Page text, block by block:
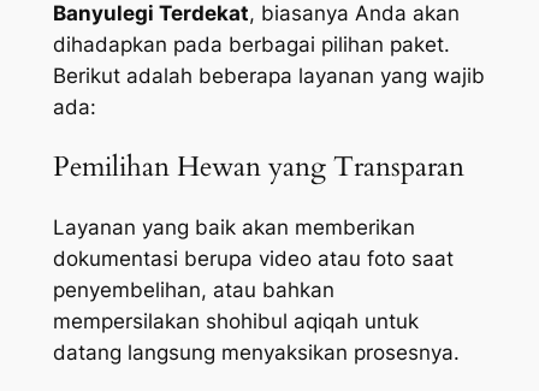
Banyulegi Terdekat, biasanya Anda akan
dihadapkan pada berbagai pilihan paket.
Berikut adalah beberapa layanan yang wajib
ada:
Pemilihan Hewan yang Transparan
Layanan yang baik akan memberikan
dokumentasi berupa video atau foto saat
penyembelihan, atau bahkan
mempersilakan shohibul aqiqah untuk
datang langsung menyaksikan prosesnya.